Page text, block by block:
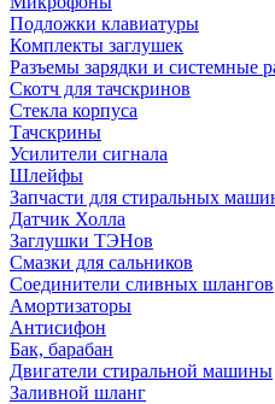
Подложки клавиатуры
Комплекты заглушек
Разъемы зарядки и системные
Скотч для тачскринов
Стекла корпуса
Тачскрины
Усилители сигнала
Шлейфы
Запчасти для стиральных
Датчик Холла
Заглушки ТЭНов
Смазки для сальников
Соединители сливных шлангов
Амортизаторы
Антисифон
Бак, барабан
Двигатели стиральной машины
Заливной шланг